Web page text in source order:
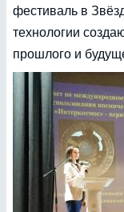
фестиваль в
технологии
прошлого и